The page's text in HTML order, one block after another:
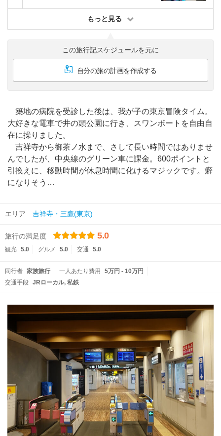
もっと見る
この旅行記スケジュールを元に
自分の旅の計画を作成する
築地の病院を受診した後は、我が子の東京冒険タイム。
大好きな電車で井の頭公園に行き、スワンボートを自由自
在に操りました。
吉祥寺から御茶ノ水まで、さして長い時間ではありませ
んでしたが、中央線のグリーン車に課金。600ポイントと
引換えに、移動時間が休息時間に化けるマジックです。癖
になりそう…
エリア 吉祥寺・三鷹(東京)
旅行の満足度 5.0
観光 5.0 グルメ 5.0 交通 5.0
同行者 家族旅行 一人あたり費用
5万円 - 10万円
交通手段 JRローカル 私鉄